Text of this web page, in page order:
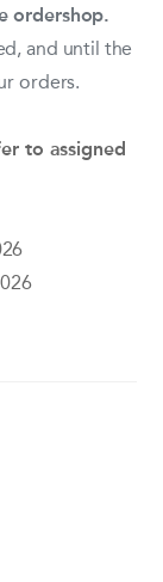
ordershop.
and until the
orders.
to assigned